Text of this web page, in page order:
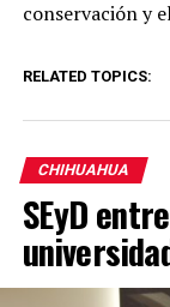
conservación y
RELATED TOPICS:
CHIHUAHUA
SEyD